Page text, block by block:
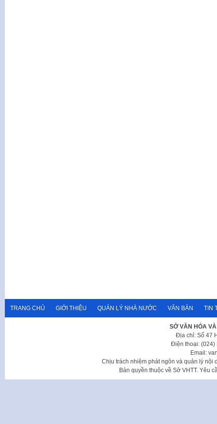
TRANG CHỦ GIỚI THIỆU QUẢN LÝ NHÀ NƯỚC VĂN BẢN TIN
SỞ VĂN HÓA
Địa chỉ: Số 47
Điện thoại: (024)
Email:
Chịu trách nhiệm phát ngôn và quản lý nội
Bản quyền thuộc về Sở VHTT. Yêu